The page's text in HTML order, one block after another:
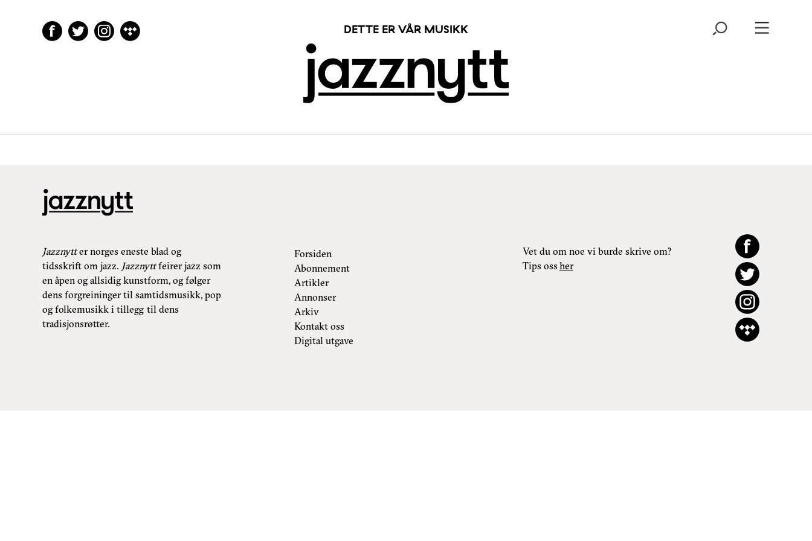
DETTE ER VÅR MUSIKK
Jazznytter norges eneste blad og
tidsskrift om jazz. Jazznyttfeirer jazz som
en åpen og allsidig kunstform, og følger
dens forgreininger til samtidsmusikk, pop
og folkemusikk i tillegg til dens
tradisjonsrøtter.
Forsiden
Abonnement
Artikler
Annonser
Arkiv
Kontakt oss
Digital utgave
Vet du om noe vi burde skrive om?
Tips ossher